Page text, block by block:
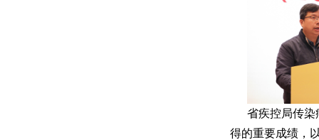
省疾控局传
得的重要成绩，